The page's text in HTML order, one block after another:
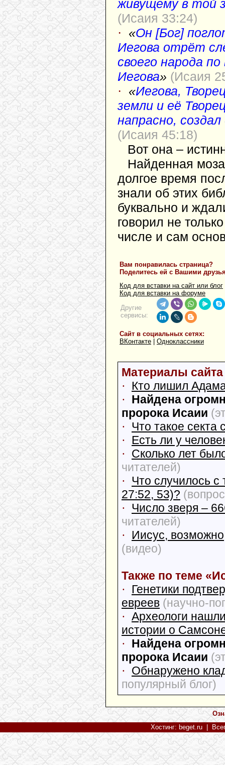
живущему в той
(Исаия 33:24)
·
«Он [Бог]
Иегова отрёт
своего народа
Иегова» (Исаия
·
«Иегова,
земли и её
напрасно,
(Исаия 45:18)
Вот она –
Найденная
долгое время
знали об этих
буквально и
говорил не
числе и сам
Вам понравилась страница?
Поделитесь ей с Вашими
Код для вставки на сайт или блог
Код для вставки на форуме
Другие
сервисы:
Сайт в социальных сетях:
ВКонтакте
Одноклассники
Материалы
· Кто лишил
· Найдена
пророка Исаии
· Что такое секта
· Есть ли у
· Сколько лет
читателей)
· Что случилось
27:52, 53)?
· Число зверя –
читателей)
· Иисус,
(видео)
Также по теме
· Генетики
евреев (научно-
· Археологи
истории о
· Найдена
пророка Исаии
· Обнаружено
популярный блог)
Хостинг: beget.ru|